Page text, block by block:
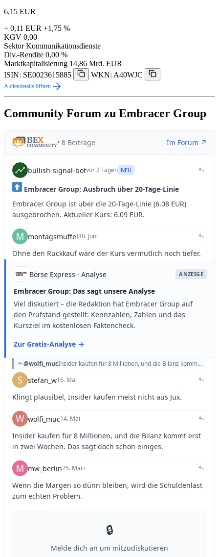
6,15 EUR
+ 0,11 EUR +1,75 %
KGV 0,00
Sektor Kommunikationsdienste
Div.-Rendite 0,00 %
Marktkapitalisierung 14,86 Mrd. EUR
ISIN: SE0023615885
WKN: A40WJC
Aktiendetails öffnen
Community Forum zu Embracer Group